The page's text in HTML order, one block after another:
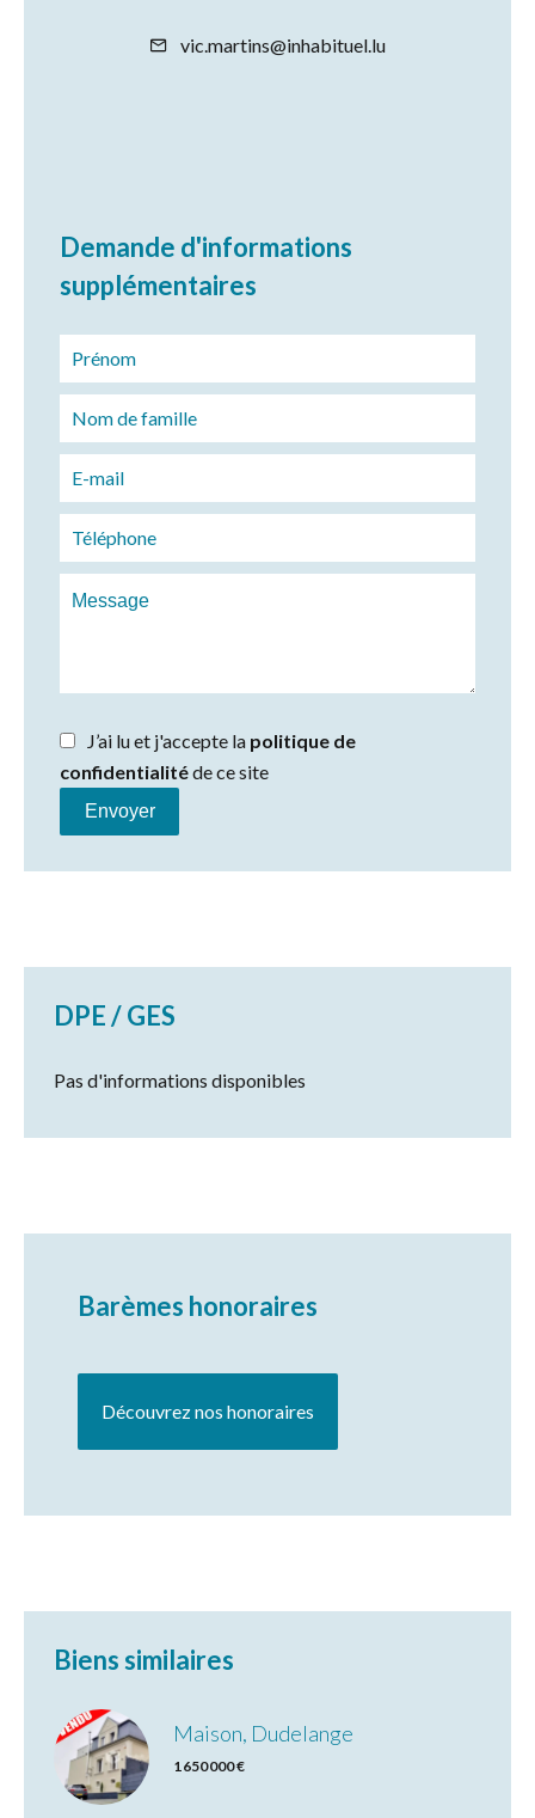
vic.martins@inhabituel.lu
Demande d'informations
supplémentaires
J’ai lu et j'accepte la politique de
confidentialitéde ce site
Envoyer
DPE / GES
Pas d'informations disponibles
Barèmes honoraires
Découvrez nos honoraires
Biens similaires
Maison, Dudelange
1 650 000 €